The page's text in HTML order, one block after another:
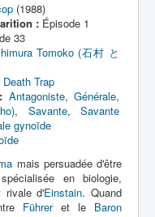
(電脳 警
(1988)
: Épisode 1
33
Tomoko (石村 と
Death Trap
Antagoniste,Générale,
, Savante,Savante
gynoïde
mais persuadée d'être
en biologie,
rivale d'Einstain. Quand
Führeret le Baron